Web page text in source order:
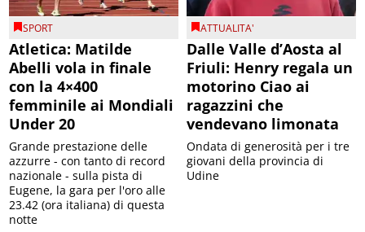
SPORT
Atletica: Matilde
Abelli vola in finale
con la 4×400
femminile ai Mondiali
Under 20
Grande prestazione delle
azzurre - con tanto di record
nazionale - sulla pista di
Eugene, la gara per l'oro alle
23.42 (ora italiana) di questa
notte
ATTUALITA'
Dalle Valle d’Aosta al
Friuli: Henry regala un
motorino Ciao ai
ragazzini che
vendevano limonata
Ondata di generosità per i tre
giovani della provincia di
Udine